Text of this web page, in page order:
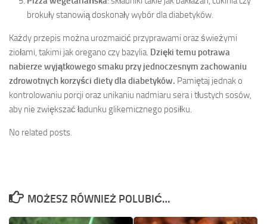
brokuły stanowią doskonały wybór dla diabetyków.
Każdy przepis można urozmaicić przyprawami oraz świeżymi
ziołami, takimi jak oregano czy bazylia. Dzięki temu potrawa
nabierze wyjątkowego smaku przy jednoczesnym zachowaniu
zdrowotnych korzyści diety dla diabetyków. Pamiętaj jednak o
kontrolowaniu porcji oraz unikaniu nadmiaru sera i tłustych sosów,
aby nie zwiększać ładunku glikemicznego posiłku.
No related posts.
MOŻESZ RÓWNIEŻ POLUBIĆ…